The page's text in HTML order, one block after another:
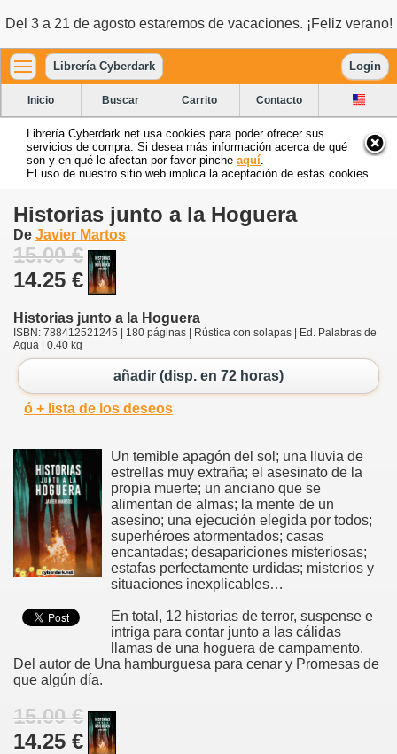
Del 3 a 21 de agosto estaremos de vacaciones. ¡Feliz verano!
Librería Cyberdark Login
Inicio Buscar Carrito Contacto
Librería Cyberdark.net usa cookies para poder ofrecer sus
servicios de compra. Si desea más información acerca de qué
son y en qué le afectan por favor pinche aquí
El uso de nuestro sitio web implica la aceptación de estas cookies.
Historias junto a la Hoguera
De Javier Martos
15.00 €
14.25 €
Historias junto a la Hoguera
ISBN: 788412521245 | 180 páginas | Rústica con solapas | Ed. Palabras de
Agua | 0.40 kg
añadir (disp. en 72 horas)
ó + lista de los deseos
Un temible apagón del sol; una lluvia de
estrellas muy extraña; el asesinato de la
propia muerte; un anciano que se
alimentan de almas; la mente de un
asesino; una ejecución elegida por todos;
superhéroes atormentados; casas
encantadas; desapariciones misteriosas;
estafas perfectamente urdidas; misterios y
situaciones inexplicables…
En total, 12 historias de terror, suspense e
intriga para contar junto a las cálidas
llamas de una hoguera de campamento.
Del autor de Una hamburguesa para cenar y Promesas de
que algún día.
15.00 €
14.25 €